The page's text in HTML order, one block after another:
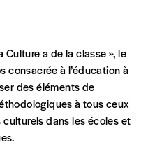
a de la classe », le
consacrée à l’éducation à
des éléments de
à tous ceux
dans les écoles et